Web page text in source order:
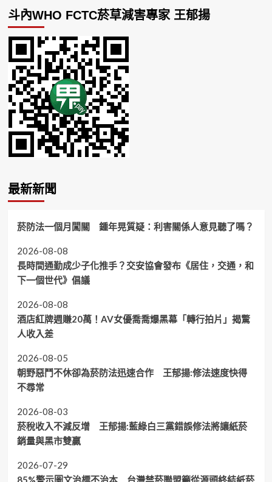
斗內WHO FCTC菸草減害專家 王郁揚
最新新聞
菸防法一個月闖關 鍾年晃質疑：利害關係人意見聽了嗎？
2026-08-08
長時間通勤成少子化推手？交安協會發布《居住，交通，和
下一個世代》倡議
2026-08-08
酒店紅牌週賺20萬！AV女優喬喬爆黑幕「轉行拍片」揭驚
人收入差
2026-08-05
朝野惡鬥不休卻為菸防法迅速合作 王郁揚:修法速度快得
不尋常
2026-08-03
菸稅收入不減反增 王郁揚:藍綠白三黨錯誤修法將讓紙菸
銷量與黑市雙贏
2026-07-29